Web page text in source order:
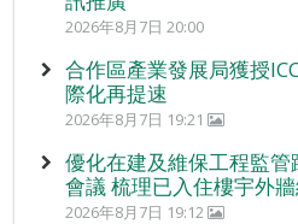
2026年8月7日 20:00
合作區產業發展局獲授
際化再提速
2026年8月7日 19:21
優化在建及維保工程監
會議 梳理已入住樓宇外
2026年8月7日 19:12